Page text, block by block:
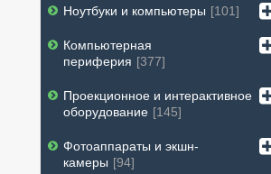
Ноутбуки и компьютеры 101
Компьютерная
периферия
377
Проекционное и интерактивное
оборудование
145
Фотоаппараты и экшн-
камеры
94